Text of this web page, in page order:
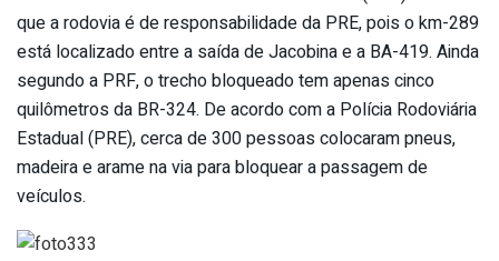
que a rodovia é de responsabilidade da PRE, pois o km-289
está localizado entre a saída de Jacobina e a BA-419. Ainda
segundo a PRF, o trecho bloqueado tem apenas cinco
quilômetros da BR-324. De acordo com a Polícia Rodoviária
Estadual (PRE), cerca de 300 pessoas colocaram pneus,
madeira e arame na via para bloquear a passagem de
veículos.